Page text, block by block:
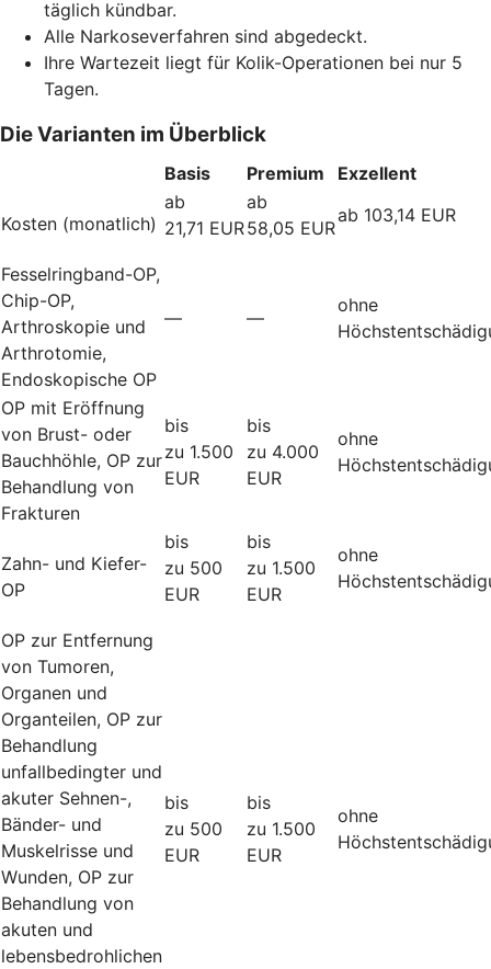
täglich kündbar.
Alle Narkoseverfahren sind abgedeckt.
Ihre Wartezeit liegt für Kolik-Operationen bei nur 5
Tagen.
Die Varianten im Überblick
Basis Premium Exzellent
Kosten (monatlich)
ab
21,71 EUR
ab
58,05 EUR
ab 103,14 EUR
Fesselringband-OP,
Chip-OP,
Arthroskopie und
Arthrotomie,
Endoskopische OP
— —
ohne
OP mit Eröffnung
von Brust- oder
Bauchhöhle, OP zur
Behandlung von
Frakturen
bis
zu 1.500
EUR
bis
zu 4.000
EUR
ohne
Zahn- und Kiefer-
OP
bis
zu 500
EUR
bis
zu 1.500
EUR
ohne
OP zur Entfernung
von Tumoren,
Organen und
Organteilen, OP zur
Behandlung
unfallbedingter und
akuter Sehnen-,
Bänder- und
Muskelrisse und
Wunden, OP zur
Behandlung von
akuten und
lebensbedrohlichen
bis
zu 500
EUR
bis
zu 1.500
EUR
ohne